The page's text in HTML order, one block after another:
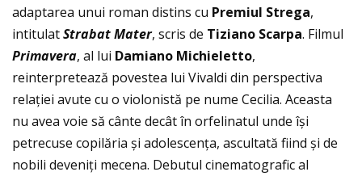
adaptarea unui roman distins cu Premiul Strega,
intitulatStrabat Mater, scris de Tiziano Scarpa. Filmul
Primavera, al lui Damiano Michieletto,
reinterpretează povestea lui Vivaldi din perspectiva
relaţiei avute cu o violonistă pe nume Cecilia. Aceasta
nu avea voie să cânte decât în orfelinatul unde își
petrecuse copilăria și adolescenţa, ascultată fiind și de
nobili deveniţi mecena. Debutul cinematografic al